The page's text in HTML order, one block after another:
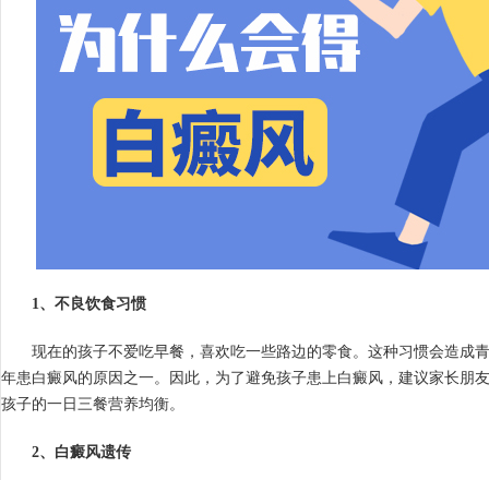
1、不良饮食习惯
现在的孩子不爱吃早餐，喜欢吃一些路边的零食。这种习惯会造成
年患白癜风的原因之一。因此，为了避免孩子患上白癜风，建议家长朋
孩子的一日三餐营养均衡。
2、白癜风遗传